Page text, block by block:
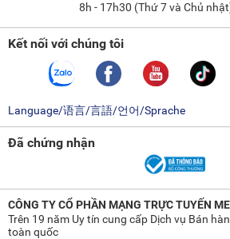
8h - 17h30 (Thứ 7 và Chủ
Kết nối với chúng tôi
Language/语言/言語/언어/Sprache
Đã chứng nhận
CÔNG TY CỔ PHẦN MẠNG TRỰC TUYẾN
Trên 19 năm Uy tín cung cấp Dịch vụ Bán
toàn quốc